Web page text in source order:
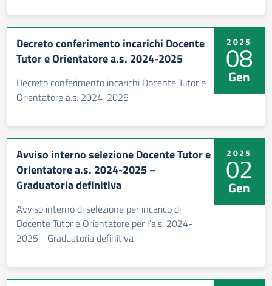
2025
08
Gen
Decreto conferimento incarichi Docente
Tutor e Orientatore a.s. 2024-2025
Decreto conferimento incarichi Docente Tutor e
Orientatore a.s. 2024-2025
2025
02
Gen
Avviso interno selezione Docente Tutor e
Orientatore a.s. 2024-2025 –
Graduatoria definitiva
Avviso interno di selezione per incarico di
Docente Tutor e Orientatore per l’a.s. 2024-
2025 - Graduatoria definitiva